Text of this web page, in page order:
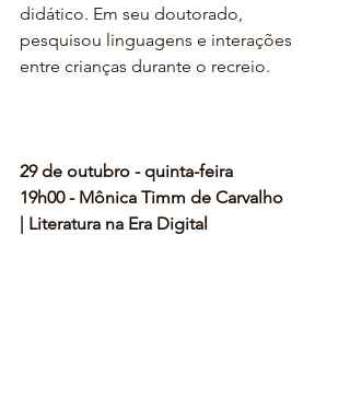
didático. Em seu doutorado,
pesquisou linguagens e interações
entre crianças durante o recreio.
29 de outubro - quinta-feira
19h00 - Mônica Timm de Carvalho
| Literatura na Era Digital